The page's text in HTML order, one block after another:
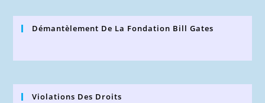
Démantèlement De La Fondation Bill Gates
Violations Des Droits